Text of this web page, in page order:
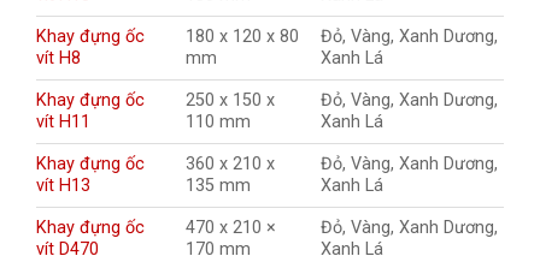
Khay đựng ốc
vít H8
180 x 120 x 80
mm
Đỏ, Vàng, Xanh Dương,
Xanh Lá
Khay đựng ốc
vít H11
250 x 150 x
110 mm
Đỏ, Vàng, Xanh Dương,
Xanh Lá
Khay đựng ốc
vít H13
360 x 210 x
135 mm
Đỏ, Vàng, Xanh Dương,
Xanh Lá
Khay đựng ốc
vít D470
470 x 210 ×
170 mm
Đỏ, Vàng, Xanh Dương,
Xanh Lá